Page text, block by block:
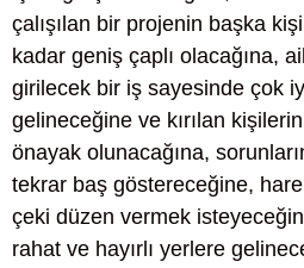
çalışılan bir projenin başka
kadar geniş çaplı olacağına,
girilecek bir iş sayesinde çok
gelineceğine ve kırılan kişilerin
önayak olunacağına,
tekrar baş göstereceğine,
çeki düzen vermek
rahat ve hayırlı yerlere